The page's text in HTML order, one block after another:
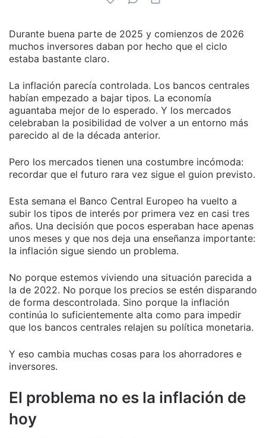
Durante buena parte de 2025 y comienzos de 2026
muchos inversores daban por hecho que el ciclo
estaba bastante claro.
La inflación parecía controlada. Los bancos centrales
habían empezado a bajar tipos. La economía
aguantaba mejor de lo esperado. Y los mercados
celebraban la posibilidad de volver a un entorno más
parecido al de la década anterior.
Pero los mercados tienen una costumbre incómoda:
recordar que el futuro rara vez sigue el guion previsto.
Esta semana el Banco Central Europeo ha vuelto a
subir los tipos de interés por primera vez en casi tres
años. Una decisión que pocos esperaban hace apenas
unos meses y que nos deja una enseñanza importante:
la inflación sigue siendo un problema.
No porque estemos viviendo una situación parecida a
la de 2022. No porque los precios se estén disparando
de forma descontrolada. Sino porque la inflación
continúa lo suficientemente alta como para impedir
que los bancos centrales relajen su política monetaria.
Y eso cambia muchas cosas para los ahorradores e
inversores.
El problema no es la inflación de
hoy